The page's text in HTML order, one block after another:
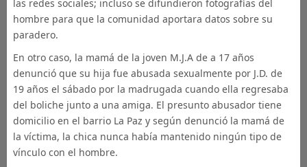
las redes sociales; incluso se difundieron fotografías del
hombre para que la comunidad aportara datos sobre su
paradero.
En otro caso, la mamá de la joven M.J.A de a 17 años
denunció que su hija fue abusada sexualmente por J.D. de
19 años el sábado por la madrugada cuando ella regresaba
del boliche junto a una amiga. El presunto abusador tiene
domicilio en el barrio La Paz y según denunció la mamá de
la víctima, la chica nunca había mantenido ningún tipo de
vínculo con el hombre.